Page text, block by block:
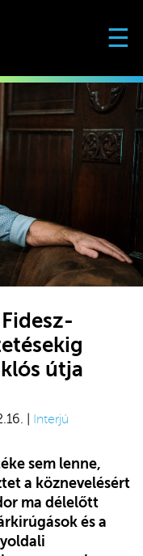
☰
útja
| Interjú
sem lenne,
a köznevelésért
ma délelőtt
és a